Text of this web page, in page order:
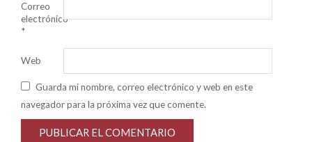
Correo
electrónico
*
Web
Guarda mi nombre, correo electrónico y web en este
navegador para la próxima vez que comente.